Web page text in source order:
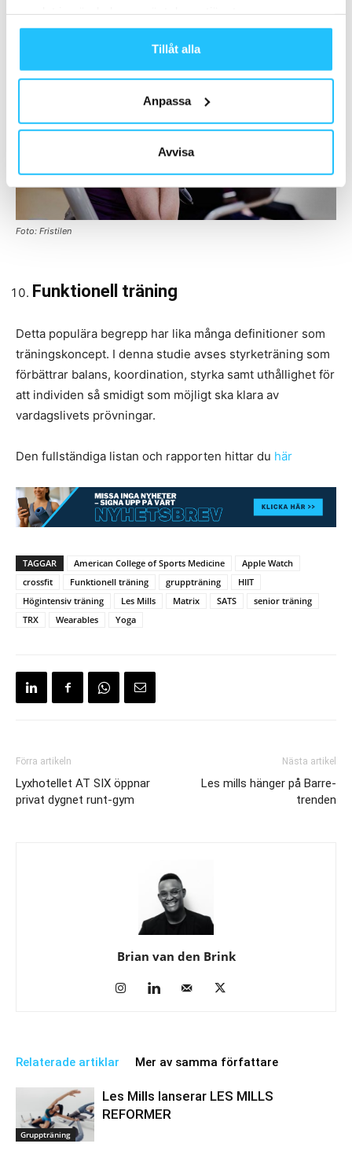
Tillåt alla
Anpassa
Avvisa
samt har tid och motivation att investera dessa klokt.
Foto: Fristilen
Funktionell träning
Detta populära begrepp har lika många definitioner som
träningskoncept. I denna studie avses styrketräning som
förbättrar balans, koordination, styrka samt uthållighet för
att individen så smidigt som möjligt ska klara av
vardagslivets prövningar.
Den fullständiga listan och rapporten hittar du här
TAGGAR American College of Sports Medicine
Apple Watch
crossfit
Funktionell träning gruppträning
HIIT
Högintensiv träning
Les Mills Matrix SATS
senior träning
TRX
Wearables Yoga
Förra artikeln
Lyxhotellet AT SIX öppnar
privat dygnet runt-gym
Nästa artikel
Les mills hänger på Barre-
trenden
Brian van den Brink
Relaterade artiklar Mer av samma författare
Gruppträning
Les Mills lanserar LES MILLS
REFORMER